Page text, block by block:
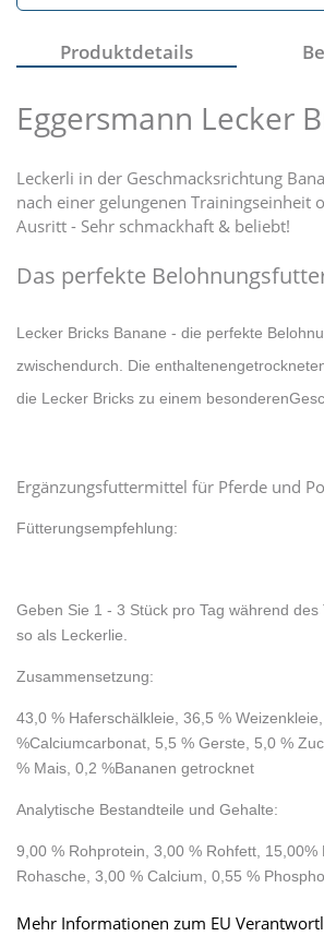
Produktdetails
Eggersmann Lecker
Leckerli in der Geschmacksrichtung
nach einer gelungenen Trainingseinheit
Ausritt - Sehr schmackhaft & beliebt!
Das perfekte
Lecker Bricks Banane - die perfekte
zwischendurch. Die enthaltenen
die Lecker Bricks zu einem besonderen
Ergänzungsfuttermittel für Pferde und
Fütterungsempfehlung:
Geben Sie 1 - 3 Stück pro Tag während des
so als Leckerlie.
Zusammensetzung:
43,0 % Haferschälkleie, 36,5 %
%Calciumcarbonat, 5,5 % Gerste, 5,0 %
% Mais, 0,2 %Bananen getrocknet
Analytische Bestandteile und Gehalte:
9,00 % Rohprotein, 3,00 % Rohfett, 15,00%
Rohasche, 3,00 % Calcium, 0,55 %
Mehr Informationen zum EU